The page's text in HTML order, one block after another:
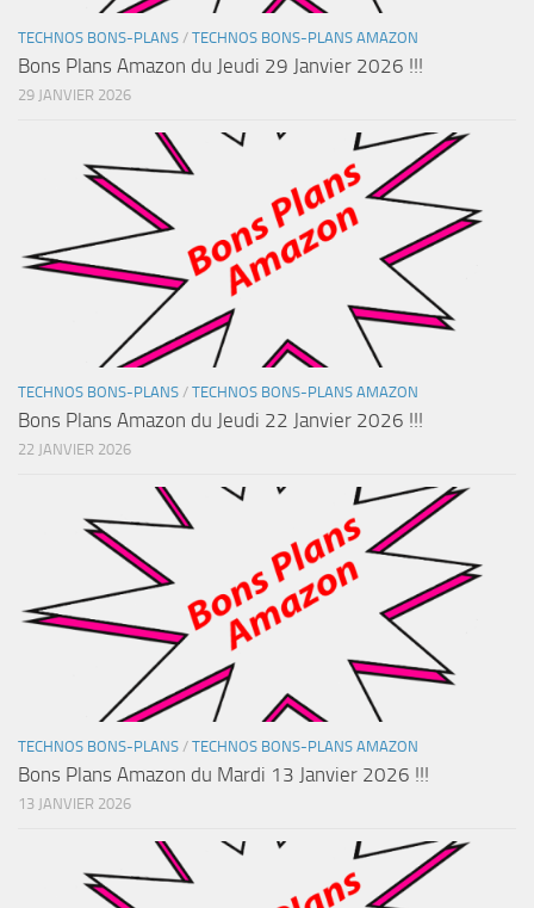
TECHNOS BONS-PLANS / TECHNOS BONS-PLANS AMAZON
Bons Plans Amazon du Jeudi 29 Janvier 2026 !!!
29 JANVIER 2026
TECHNOS BONS-PLANS / TECHNOS BONS-PLANS AMAZON
Bons Plans Amazon du Jeudi 22 Janvier 2026 !!!
22 JANVIER 2026
TECHNOS BONS-PLANS / TECHNOS BONS-PLANS AMAZON
Bons Plans Amazon du Mardi 13 Janvier 2026 !!!
13 JANVIER 2026